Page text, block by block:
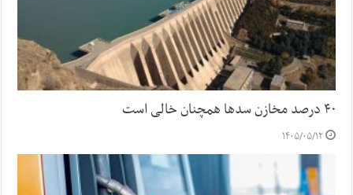
۴۰ درصد مخازن سد‌ها همچنان خالی است
۱۴۰۵/۰۵/۱۲